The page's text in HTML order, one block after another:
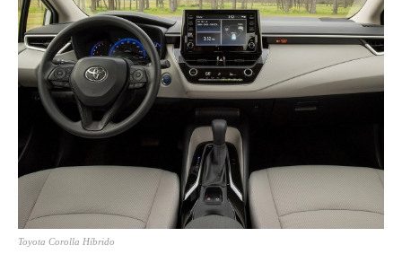
Toyota Corolla Híbrido